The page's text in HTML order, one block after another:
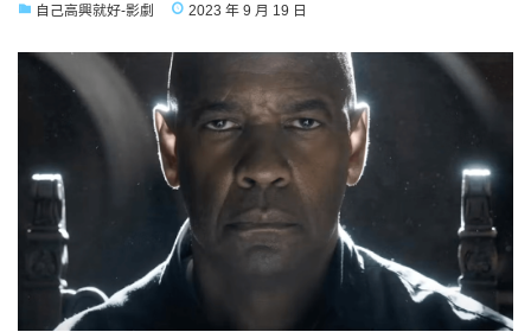
自己高興就好-影劇 2023 年 9 月 19 日